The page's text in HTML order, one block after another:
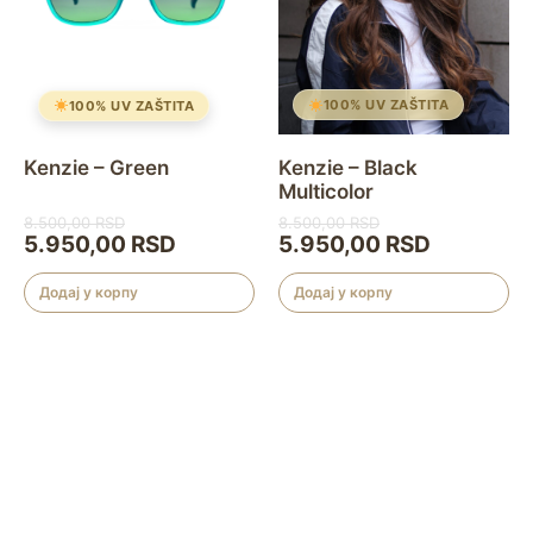
100% UV ZAŠTITA
Kenzie – Green
8.500,00RSD
5.950,00 RSD
Додај у корпу
100% UV ZAŠTITA
Kenzie – Black
Multicolor
8.500,00RSD
5.950,00 RSD
Додај у корпу